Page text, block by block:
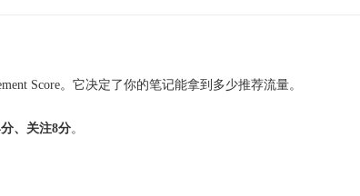
Score。它决定了你的笔记能拿到多少推荐流量。
、关注8分。